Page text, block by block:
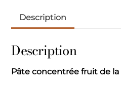
Description
Description
Pâte concentrée fruit de la